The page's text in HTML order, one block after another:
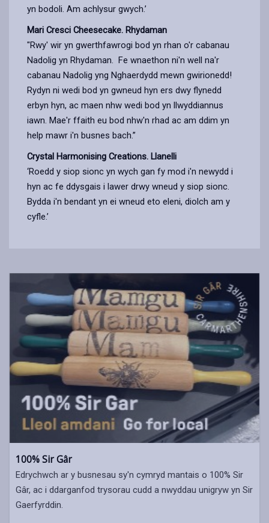
yn bodoli. Am achlysur gwych.’
Mari Cresci Cheesecake. Rhydaman
"Rwy' wir yn gwerthfawrogi bod yn rhan o'r cabanau
Nadolig yn Rhydaman. Fe wnaethon ni'n well na'r
cabanau Nadolig yng Nghaerdydd mewn gwirionedd!
Rydyn ni wedi bod yn gwneud hyn ers dwy flynedd
erbyn hyn, ac maen nhw wedi bod yn llwyddiannus
iawn. Mae'r ffaith eu bod nhw'n rhad ac am ddim yn
help mawr i'n busnes bach.”
Crystal Harmonising Creations. Llanelli
‘Roedd y siop sionc yn wych gan fy mod i'n newydd i
hyn ac fe ddysgais i lawer drwy wneud y siop sionc.
Bydda i'n bendant yn ei wneud eto eleni, diolch am y
cyfle.’
100% Sir Gâr
Edrychwch ar y busnesau sy'n cymryd mantais o 100% Sir
Gâr, ac i ddarganfod trysorau cudd a nwyddau unigryw yn Sir
Gaerfyrddin.